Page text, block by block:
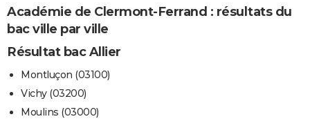
Académie de Clermont-Ferrand : résultats du
bac ville par ville
Résultat bac Allier
Montluçon (03100)
Vichy (03200)
Moulins (03000)